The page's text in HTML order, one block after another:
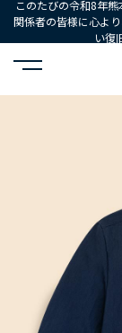
このたびの令和8年
関係者の皆様に心よ
い復
HOME